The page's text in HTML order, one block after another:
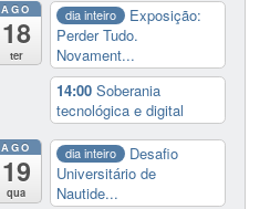
AGO
18
ter
dia inteiro
Exposição:
Perder Tudo.
Novament...
14:00Soberania
tecnológica e digital
AGO
19
qua
dia inteiro
Desafio
Universitário de
Nautide...